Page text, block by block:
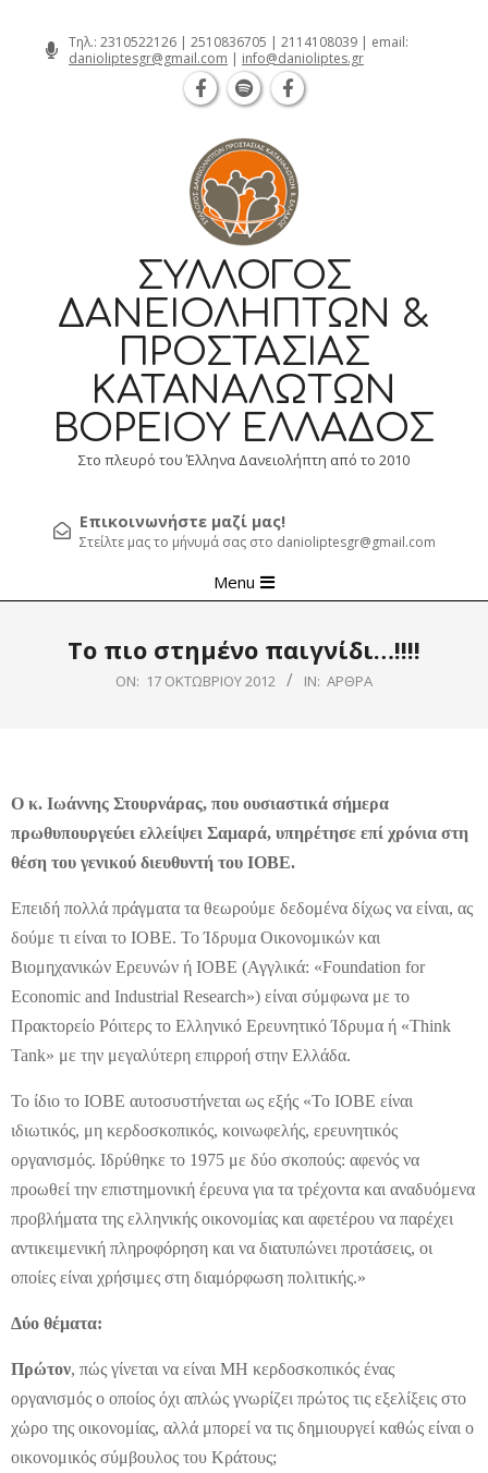
Τηλ.: 2310522126 | 2510836705 | 2114108039 | email:
danioliptesgr@gmail.com | info@danioliptes.gr
ΣΎΛΛΟΓΟΣ
ΔΑΝΕΙΟΛΗΠΤΏΝ &
ΠΡΟΣΤΑΣΊΑΣ
ΚΑΤΑΝΑΛΩΤΏΝ
ΒΟΡΕΊΟΥ ΕΛΛΆΔΟΣ
Στο πλευρό του Έλληνα Δανειολήπτη από το 2010
Επικοινωνήστε μαζί μας!
Στείλτε μας το μήνυμά σας στο danioliptesgr@gmail.com
Navigation
Menu
Το πιο στημένο παιγνίδι…!!!!
ON: 17 ΟΚΤΩΒΡΊΟΥ 2012 IN: ΆΡΘΡΑ
Ο κ. Ιωάννης Στουρνάρας, που ουσιαστικά σήμερα
πρωθυπουργεύει ελλείψει Σαμαρά, υπηρέτησε επί χρόνια στη
θέση του γενικού διευθυντή του ΙΟΒΕ.
Επειδή πολλά πράγματα τα θεωρούμε δεδομένα δίχως να είναι, ας
δούμε τι είναι το ΙΟΒΕ. Το Ίδρυμα Οικονομικών και
Βιομηχανικών Ερευνών ή ΙΟΒΕ (Αγγλικά: «Foundation for
Economic and Industrial Research») είναι σύμφωνα με το
Πρακτορείο Ρόιτερς το Ελληνικό Ερευνητικό Ίδρυμα ή «Think
Tank» με την μεγαλύτερη επιρροή στην Ελλάδα.
Το ίδιο το ΙΟΒΕ αυτοσυστήνεται ως εξής «Το ΙΟΒΕ είναι
ιδιωτικός, μη κερδοσκοπικός, κοινωφελής, ερευνητικός
οργανισμός. Ιδρύθηκε το 1975 με δύο σκοπούς: αφενός να
προωθεί την επιστημονική έρευνα για τα τρέχοντα και αναδυόμενα
προβλήματα της ελληνικής οικονομίας και αφετέρου να παρέχει
αντικειμενική πληροφόρηση και να διατυπώνει προτάσεις, οι
οποίες είναι χρήσιμες στη διαμόρφωση πολιτικής.»
Δύο θέματα:
Πρώτον, πώς γίνεται να είναι ΜΗ κερδοσκοπικός ένας
οργανισμός ο οποίος όχι απλώς γνωρίζει πρώτος τις εξελίξεις στο
χώρο της οικονομίας, αλλά μπορεί να τις δημιουργεί καθώς είναι ο
οικονομικός σύμβουλος του Κράτους;